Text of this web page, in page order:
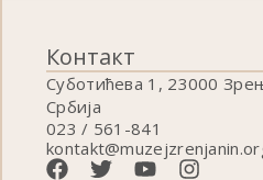
Контакт
Суботићева 1, 23000
Србија
023 / 561-841